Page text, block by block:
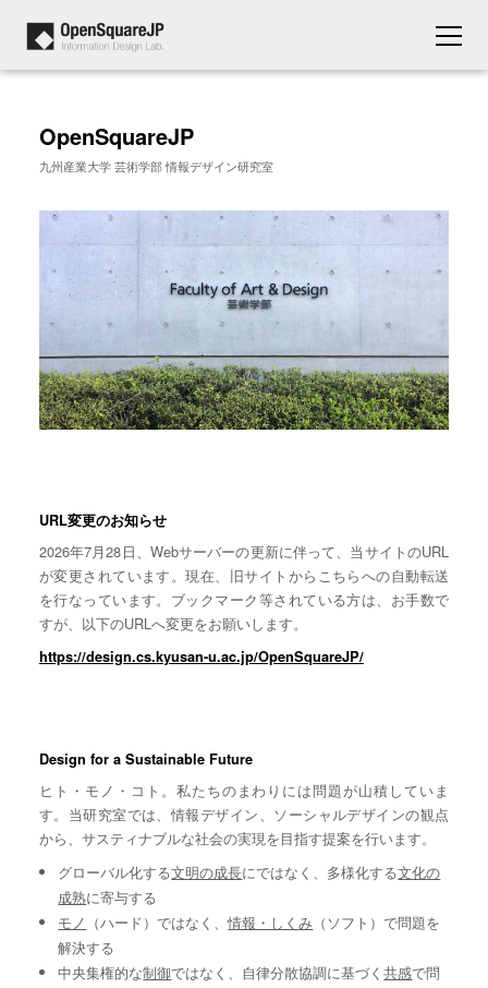
OpenSquareJP
九州産業大学 芸術学部 情報デザイン研究室
URL変更のお知らせ
2026年7月28日、Webサーバーの更新に伴って、当サイトのURL
が変更されています。現在、旧サイトからこちらへの自動転送
を行なっています。ブックマーク等されている方は、お手数で
すが、以下のURLへ変更をお願いします。
https://design.cs.kyusan-u.ac.jp/OpenSquareJP/
Design for a Sustainable Future
ヒト・モノ・コト。私たちのまわりには問題が山積していま
す。当研究室では、情報デザイン、ソーシャルデザインの観点
から、サスティナブルな社会の実現を目指す提案を行います。
グローバル化する文明の成長にではなく、多様化する文化の
成熟に寄与する
モノ （ハード）ではなく、情報・しくみ （ソフト）で問題を
解決する
中央集権的な制御ではなく、自律分散協調に基づく共感で問